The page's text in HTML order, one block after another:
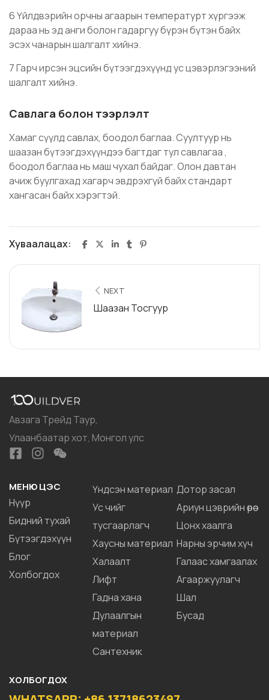
6 Үйлдвэрийн орчны агаарын температурт хүргээж
дараа нь эд анги болон гадаргуу бүрэн бүтэн байх
эсэх чанарын шалгалт хийнэ.
7 Гарч ирсэн эцсийн бүтээгдэхүүнд ус цэвэрлэгээний
шалгалт хийнэ.
Савлага болон тээрлэлт
Хамаг сүүлд савлах, боодол баглаа. Суултуур нь
шаазан бүтээгдэхүүндээ багтдаг тул савлагаа ,
боодол баглаа нь маш чухал байдаг. Олон давтан
ачиж буулгахад хагарч эвдрэхгүй байх стандарт
хангасан байх хэрэгтэй.
Хуваалацах:
NEXT
Шаазан Тосгуур
Авзага Трейд Таур,
Улаанбаатар хот, Монгол улс
МЕНЮ ЦЭС
Нүүр
Бидний тухай
Бүтээгдэхүүн
Блог
Холбогдох
Үндсэн материал
Ус чийг
тусгаарлагч
Хаусны материал
Халаалт
Лифт
Гадна хана
Дулаалгын
материал
Сантехник
Дотор засал
Ариун цэврийн өрөө
Цонх хаалга
Нарны эрчим хүч
Галаас хамгаалах
Агааржуулагч
Шал
Бусад
ХОЛБОГДОХ